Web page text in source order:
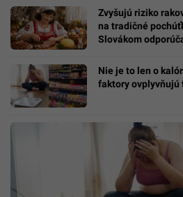
Zvyšujú riziko
na tradičné
Slovákom
Nie je to len o
faktory ovplyvňujú